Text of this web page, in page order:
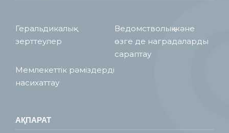
Геральдикалық
зерттеулер
Ведомстволық және
өзге де наградаларды
сараптау
Мемлекеттік рәміздерді
насихаттау
АҚПАРАТ